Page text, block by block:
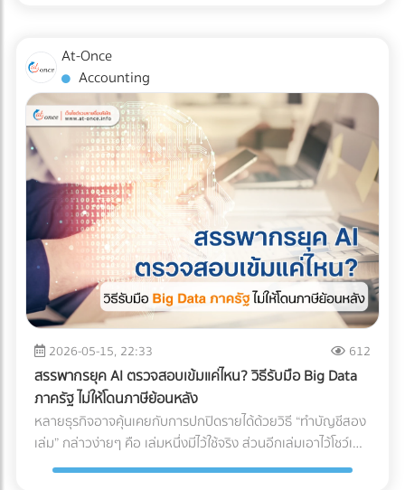
ส่วนอิเล็กทรอนิกส์ขนาดเล็ก, สินค้า E-Commerce, การย้าย
ออฟฟิศขนาดเล็ก, หรือการกระจายสินค้าเข้าสู่ตัวเมืองที่ซอย
แคบ 2. รถบรรทุก 6 ล้อ (ตู้ทึบ / คอก) รถระดับกลางที่เป็น "เดอะ
แบก" ของธุรกิจ SME รองรับน้ำหนักได้ประมาณ 5-7 ตัน ความ
ยาวกระบะมีตั้งแต่ 5-7 เมตร สามารถจัดเรียงสินค้าบนพาเลท
(Pallet) แล้วใช้โฟล์คลิฟต์ยกขึ้นได้อย่างเป็นระบบ ✅ สินค้าที่ตอบ
โจทย์: วัสดุก่อสร้างขนาดกลาง, เครื่องใช้ไฟฟ้าขนาดใหญ่, ยาง
รถยนต์, สินค้าเกษตรแปรรูป, หรือการขนย้ายเครื่องจักรโรงงาน
ขนาดกลาง 3. รถบรรทุก 10 ล้อ พี่ใหญ่แห่งวงการโลจิสติกส์ทาง
บก โครงสร้างแชสซี (Chassis) แข็งแกร่ง บรรทุกน้ำหนักได้สูงสุด
ถึง 15 ตัน (ตามกฎหมายกำหนด) วิ่งทำความเร็วทางไกลข้าม
จังหวัดได้ดีเยี่ยม ✅ สินค้าที่ตอบโจทย์: สินค้าเกษตรกรรมล็อต
ใหญ่ (ข้าวสาร, น้ำตาล), วัสดุก่อสร้างหนัก (เหล็กเส้น,
ปูนซีเมนต์), สินค้าอุตสาหกรรมหนัก, และเครื่องจักรขนาดใหญ่ 4.
รถบรรทุกควบคุมอุณหภูมิ (Cold Chain Truck) รถที่ออกแบบมา
พิเศษพร้อมเครื่องทำความเย็น สามารถปรับอุณหภูมิได้ตั้งแต่
โหมดแช่เย็น (Chilled) ไปจนถึงแช่แข็ง (Frozen) เพื่อรักษาความ
สดใหม่และคุณภาพของสินค้าตลอดเส้นทาง ✅ สินค้าที่ตอบ
โจทย์: อาหารทะเล, เนื้อสัตว์สด, ผักผลไม้ส่งออก, ยารักษาโรค,
วัคซีน, และเครื่องสำอางบางชนิดที่ไวต่อความร้อน 5. รถหัวลาก
ของคุณทุกเดือน บทความนี้จะพาเจาะลึกรูปแบบ Layout คลัง
สินค้า 3 สไตล์ที่ได้รับความนิยมมากที่สุดในระดับสากล เพื่อให้คุณ
ตัดสินใจได้ว่า... รูปแบบไหนที่จะช่วยรีดประสิทธิภาพการทำงาน
และเหมาะกับธุรกิจของคุณที่สุด! ทำไมการออกแบบ Layout คลัง
สินค้าถึงเป็นเรื่อง "ชี้เป็นชี้ตาย" ? ก่อนจะไปดูรูปแบบ เราต้อง
เข้าใจก่อนว่าเป้าหมายของการจัด Layout ที่ดีคือการสร้าง
Workflow ที่ลื่นไหลที่สุด ตั้งแต่ของมาส่ง (Receiving) ไปจนถึง
ของออกจากคลัง (Shipping) การออกแบบที่ดีจะช่วยคุณแก้
ปัญหาเหล่านี้: ลดคอขวด (Bottleneck): รถโฟล์คลิฟต์และ
พนักงานไม่ต้องรอคิว หรือวิ่งสวนทางกันในทางเดินแคบๆ เพิ่ม
ความรวดเร็วในการเบิกจ่าย (Picking Speed): สินค้าขายดีอยู่
ใกล้ สินค้าเคลื่อนไหวช้าอยู่ไกล ช่วยลดระยะเวลาการเดินหาของ
เพิ่มความปลอดภัย: ลดอุบัติเหตุระหว่างเครื่องจักรและมนุษย์
เจาะลึก 3 รูปแบบ Layout คลังสินค้ายอดฮิต การเลือกรูปแบบผัง
คลังสินค้า จะขึ้นอยู่กับรูปทรงของอาคาร ลักษณะสินค้า และ
กระแสการไหลของงาน (Flow) เป็นหลัก ดังนี้ครับ: 1. รูปแบบตัว
U (U-Shaped Layout) นี่คือรูปแบบที่ได้รับความนิยม "สูงที่สุด"
ในวงการโลจิสติกส์ จุดเด่นคือจุดรับสินค้าเข้า (Receiving) และจุด
จ่ายสินค้าออก (Shipping) จะอยู่ฝั่งเดียวกันของอาคาร โดย
กระแสการทำงานจะไหลเป็นรูปตัว U ตั้งแต่การรับของ เก็บเข้าชั้น
At-Once
Accounting
2026-05-15, 22:33 612
สรรพากรยุค AI ตรวจสอบเข้มแค่ไหน? วิธีรับมือ Big Data
ภาครัฐ ไม่ให้โดนภาษีย้อนหลัง
หลายธุรกิจอาจคุ้นเคยกับการปกปิดรายได้ด้วยวิธี “ทำบัญชีสอง
เล่ม” กล่าวง่ายๆ คือ เล่มหนึ่งมีไว้ใช้จริง ส่วนอีกเล่มเอาไว้โชว์เพื่อ
เลี่ยงการเสียภาษี แต่ปัจจุบันวิธีนี้ทำได้ยากขึ้นมากในยุคที่กรม